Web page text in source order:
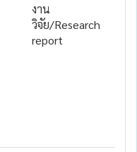
งาน
วิจัย/Research
report